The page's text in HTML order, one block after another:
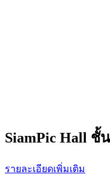
SiamPic Hall ชั้
รายละเอียดเพิ่มเติม